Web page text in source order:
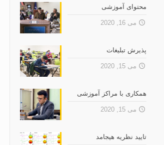
محتوای آموزشی
می 16, 2020
پذیرش تبلیغات
می 15, 2020
همکاری با مراکز آموزشی
می 15, 2020
تایید نظریه هیجامد